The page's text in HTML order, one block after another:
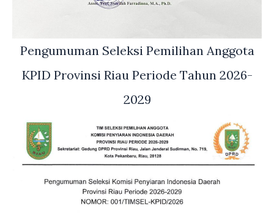
Pengumuman Seleksi Pemilihan Anggota
KPID Provinsi Riau Periode Tahun 2026-
2029